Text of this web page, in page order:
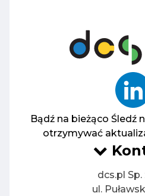
Bądź na bieżąco Śledź
otrzymywać
dcs.pl Sp.
ul.